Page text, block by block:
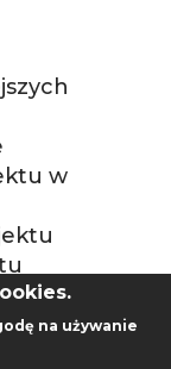
w
na używanie